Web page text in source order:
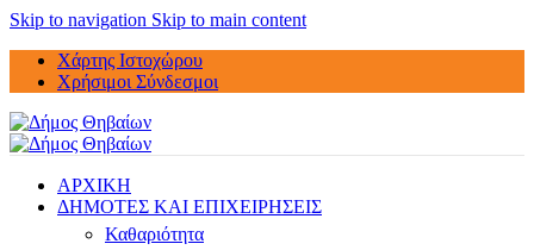
Skip to navigation Skip to main content
Χάρτης Ιστοχώρου
Χρήσιμοι Σύνδεσμοι
ΑΡΧΙΚΗ
ΔΗΜΟΤΕΣ ΚΑΙ ΕΠΙΧΕΙΡΗΣΕΙΣ
Καθαριότητα